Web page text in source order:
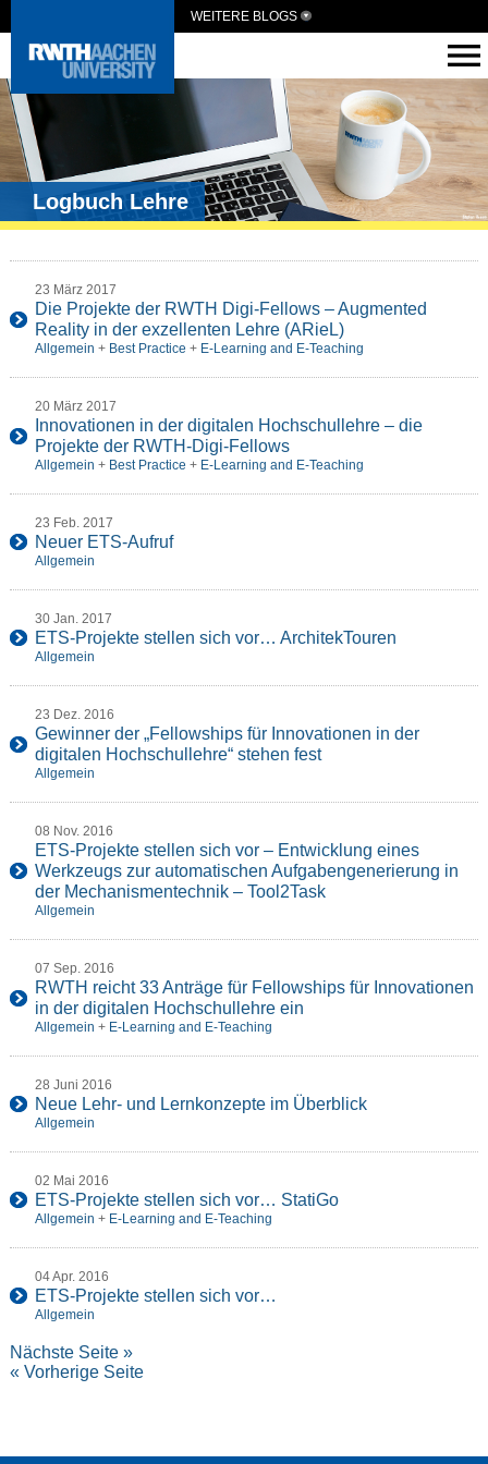
WEITERE BLOGS
Logbuch Lehre
23 März 2017
Die Projekte der RWTH Digi-Fellows – Augmented
Reality in der exzellenten Lehre (ARieL)
Allgemein + Best Practice + E-Learning and E-Teaching
20 März 2017
Innovationen in der digitalen Hochschullehre – die
Projekte der RWTH-Digi-Fellows
Allgemein + Best Practice + E-Learning and E-Teaching
23 Feb. 2017
Neuer ETS-Aufruf
Allgemein
30 Jan. 2017
ETS-Projekte stellen sich vor… ArchitekTouren
Allgemein
23 Dez. 2016
Gewinner der „Fellowships für Innovationen in der
digitalen Hochschullehre“ stehen fest
Allgemein
08 Nov. 2016
ETS-Projekte stellen sich vor – Entwicklung eines
Werkzeugs zur automatischen Aufgabengenerierung in
der Mechanismentechnik – Tool2Task
Allgemein
07 Sep. 2016
RWTH reicht 33 Anträge für Fellowships für Innovationen
in der digitalen Hochschullehre ein
Allgemein + E-Learning and E-Teaching
28 Juni 2016
Neue Lehr- und Lernkonzepte im Überblick
Allgemein
02 Mai 2016
ETS-Projekte stellen sich vor… StatiGo
Allgemein + E-Learning and E-Teaching
04 Apr. 2016
ETS-Projekte stellen sich vor…
Allgemein
Nächste Seite »
« Vorherige Seite